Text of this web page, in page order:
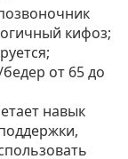
кифоз;
от 65 до
навык